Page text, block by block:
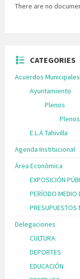
There are no
CATEGORIES
Acuerdos Municipales
Ayuntamiento
Plenos
E.L.A Tahivilla
Agenda Institucional
Área Económica
EXPOSICIÓN
PERÍODO MEDIO
PRESUPUESTOS
Delegaciones
CULTURA
DEPORTES
EDUCACIÓN